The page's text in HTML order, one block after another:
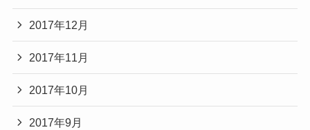
2017年12月
2017年11月
2017年10月
2017年9月